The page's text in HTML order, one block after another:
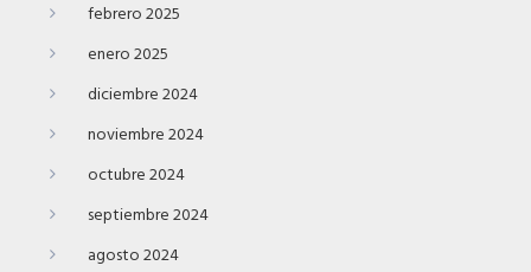
febrero 2025
enero 2025
diciembre 2024
noviembre 2024
octubre 2024
septiembre 2024
agosto 2024